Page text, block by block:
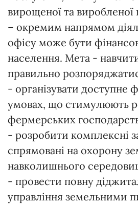
вирощеної та виробленої
– окремим напрямом
офісу може бути
населення. Мета -
правильно
- організувати доступне
умовах, що стимулюють
фермерських
- розробити комплексні
спрямовані на охорону
навколишнього
- провести повну
управління земельними